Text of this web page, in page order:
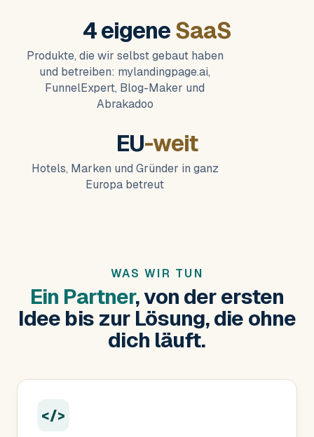
4 eigeneSaaS
Produkte, die wir selbst gebaut haben
und betreiben: mylandingpage.ai,
FunnelExpert, Blog-Maker und
Abrakadoo
EU-weit
Hotels, Marken und Gründer in ganz
Europa betreut
WAS WIR TUN
Ein Partner, von der ersten
Idee bis zur Lösung, die ohne
dich läuft.
</>